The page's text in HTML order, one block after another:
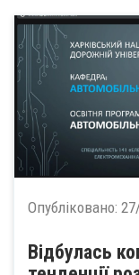
Опубліковано:
Відбулась